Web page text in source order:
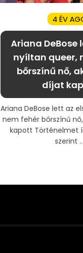
4 ÉV
Ariana DeBose
nyíltan queer,
bőrszínű nő,
díjat
Ariana DeBose lett az
nem fehér bőrszínű
kapott Történelmet
szerint ...